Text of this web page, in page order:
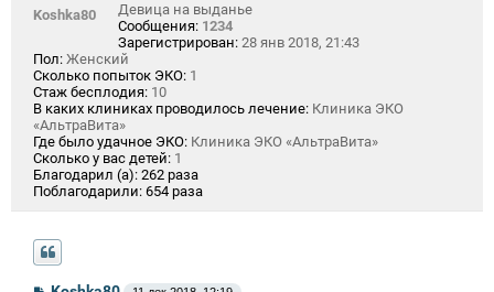
Koshka80
Девица на выданье
Сообщения: 1234
Зарегистрирован: 28 янв 2018, 21:43
Пол: Женский
Сколько попыток ЭКО: 1
Стаж бесплодия: 10
В каких клиниках проводилось лечение: Клиника ЭКО
«АльтраВита»
Где было удачное ЭКО: Клиника ЭКО «АльтраВита»
Сколько у вас детей: 1
Благодарил (а): 262 раза
Поблагодарили: 654 раза